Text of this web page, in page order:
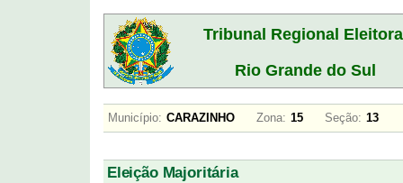
Tribunal Regional
Rio Grande do Sul
Município: CARAZINHO Zona: 15 Seção: 13
Eleição Majoritária